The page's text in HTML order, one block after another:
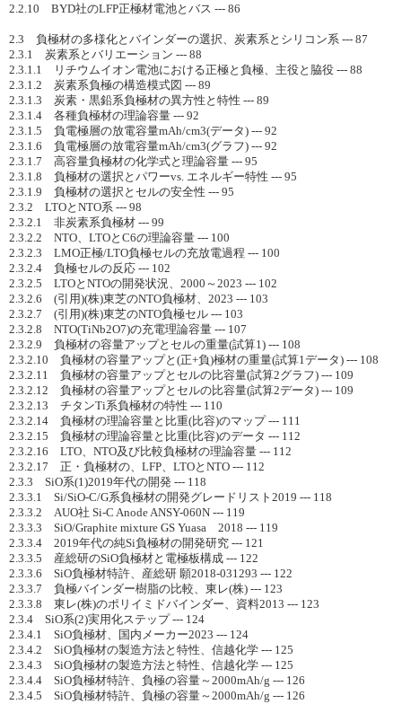
2.2.10 BYD社のLFP正極材電池とバス --- 86
2.3 負極材の多様化とバインダーの選択、炭素系とシリコン系 --- 87
2.3.1 炭素系とバリエーション --- 88
2.3.1.1 リチウムイオン電池における正極と負極、主役と脇役 --- 88
2.3.1.2 炭素系負極の構造模式図 --- 89
2.3.1.3 炭素・黒鉛系負極材の異方性と特性 --- 89
2.3.1.4 各種負極材の理論容量 --- 92
2.3.1.5 負電極層の放電容量mAh/cm3(データ) --- 92
2.3.1.6 負電極層の放電容量mAh/cm3(グラフ) --- 92
2.3.1.7 高容量負極材の化学式と理論容量 --- 95
2.3.1.8 負極材の選択とパワーvs. エネルギー特性 --- 95
2.3.1.9 負極材の選択とセルの安全性 --- 95
2.3.2 LTOとNTO系 --- 98
2.3.2.1 非炭素系負極材 --- 99
2.3.2.2 NTO、LTOとC6の理論容量 --- 100
2.3.2.3 LMO正極/LTO負極セルの充放電過程 --- 100
2.3.2.4 負極セルの反応 --- 102
2.3.2.5 LTOとNTOの開発状況、2000～2023 --- 102
2.3.2.6 (引用)(株)東芝のNTO負極材、2023 --- 103
2.3.2.7 (引用)(株)東芝のNTO負極セル --- 103
2.3.2.8 NTO(TiNb2O7)の充電理論容量 --- 107
2.3.2.9 負極材の容量アップとセルの重量(試算1) --- 108
2.3.2.10 負極材の容量アップと(正+負)極材の重量(試算1データ) --- 108
2.3.2.11 負極材の容量アップとセルの比容量(試算2グラフ) --- 109
2.3.2.12 負極材の容量アップとセルの比容量(試算2データ) --- 109
2.3.2.13 チタンTi系負極材の特性 --- 110
2.3.2.14 負極材の理論容量と比重(比容)のマップ --- 111
2.3.2.15 負極材の理論容量と比重(比容)のデータ --- 112
2.3.2.16 LTO、NTO及び比較負極材の理論容量 --- 112
2.3.2.17 正・負極材の、LFP、LTOとNTO --- 112
2.3.3 SiO系(1)2019年代の開発 --- 118
2.3.3.1 Si/SiO-C/G系負極材の開発グレードリスト2019 --- 118
2.3.3.2 AUO社 Si-C Anode ANSY-060N --- 119
2.3.3.3 SiO/Graphite mixture GS Yuasa 2018 --- 119
2.3.3.4 2019年代の純Si負極材の開発研究 --- 121
2.3.3.5 産総研のSiO負極材と電極板構成 --- 122
2.3.3.6 SiO負極材特許、産総研 願2018-031293 --- 122
2.3.3.7 負極バインダー樹脂の比較、東レ(株) --- 123
2.3.3.8 東レ(株)のポリイミドバインダー、資料2013 --- 123
2.3.4 SiO系(2)実用化ステップ --- 124
2.3.4.1 SiO負極材、国内メーカー2023 --- 124
2.3.4.2 SiO負極材の製造方法と特性、信越化学 --- 125
2.3.4.3 SiO負極材の製造方法と特性、信越化学 --- 125
2.3.4.4 SiO負極材特許、負極の容量～2000mAh/g --- 126
2.3.4.5 SiO負極材特許、負極の容量～2000mAh/g --- 126